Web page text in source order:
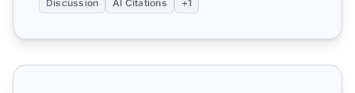
Discussion AI Citations +1
Keyword Stuffing e Detecção por IA: Como Sistemas de